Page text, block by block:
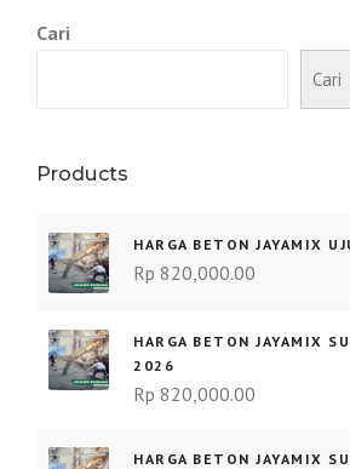
Cari
Cari
Products
HARGA BETON JAYAMIX
Rp 820,000.00
HARGA BETON JAYAMIX
2026
Rp 820,000.00
HARGA BETON JAYAMIX